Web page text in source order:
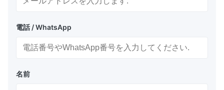
電話 / WhatsApp
名前